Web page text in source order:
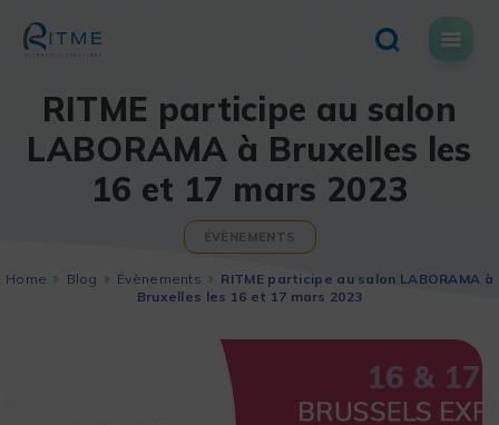
content
RITME participe au salon
LABORAMA à Bruxelles les
16 et 17 mars 2023
ÉVÈNEMENTS
Home Blog Évènements
RITME participe au salon LABORAMA à
Bruxelles les 16 et 17 mars 2023